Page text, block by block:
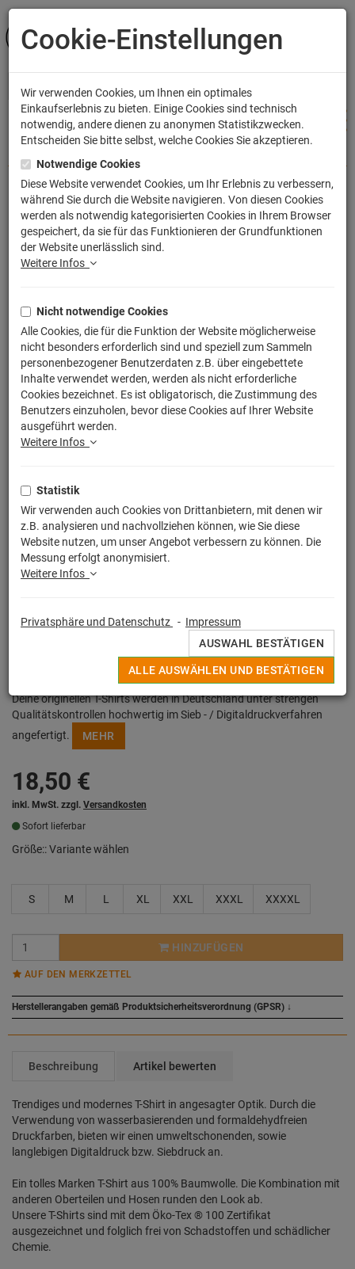
ANMELDEN
US Marine Corps USMC T-Shirt
Artikelnummer: TLM2155
Egal ob witziger Spruch, buntes Motiv oder Lizensierter Print, alle
Deine originellen T-Shirts werden in Deutschland unter strengen
Qualitätskontrollen hochwertig im Sieb - / Digitaldruckverfahren
angefertigt.
MEHR
18,50 €
inkl. MwSt. zzgl. Versandkosten
Sofort lieferbar
Größe::Variante wählen
S M L XL XXL XXXL XXXXL
HINZUFÜGEN
AUF DEN MERKZETTEL
Herstellerangaben gemäß Produktsicherheitsverordnung (GPSR) ↓
Beschreibung Artikel bewerten
Trendiges und modernes T-Shirt in angesagter Optik. Durch die
Verwendung von wasserbasierenden und formaldehydfreien
Druckfarben, bieten wir einen umweltschonenden, sowie
langlebigen Digitaldruck bzw. Siebdruck an.
Ein tolles Marken T-Shirt aus 100% Baumwolle. Die Kombination mit
anderen Oberteilen und Hosen runden den Look ab.
Unsere T-Shirts sind mit dem Öko-Tex ® 100 Zertifikat
ausgezeichnet und folglich frei von Schadstoffen und schädlicher
Chemie.
Cookie-Einstellungen
Wir verwenden Cookies, um Ihnen ein optimales
Einkaufserlebnis zu bieten. Einige Cookies sind technisch
notwendig, andere dienen zu anonymen Statistikzwecken.
Entscheiden Sie bitte selbst, welche Cookies Sie akzeptieren.
Notwendige Cookies
Diese Website verwendet Cookies, um Ihr Erlebnis zu verbessern,
während Sie durch die Website navigieren. Von diesen Cookies
werden als notwendig kategorisierten Cookies in Ihrem Browser
gespeichert, da sie für das Funktionieren der Grundfunktionen
der Website unerlässlich sind.
Weitere Infos
Nicht notwendige Cookies
Alle Cookies, die für die Funktion der Website möglicherweise
nicht besonders erforderlich sind und speziell zum Sammeln
personenbezogener Benutzerdaten z.B. über eingebettete
Inhalte verwendet werden, werden als nicht erforderliche
Cookies bezeichnet. Es ist obligatorisch, die Zustimmung des
Benutzers einzuholen, bevor diese Cookies auf Ihrer Website
ausgeführt werden.
Weitere Infos
Statistik
Wir verwenden auch Cookies von Drittanbietern, mit denen wir
z.B. analysieren und nachvollziehen können, wie Sie diese
Website nutzen, um unser Angebot verbessern zu können. Die
Messung erfolgt anonymisiert.
Weitere Infos
Privatsphäre und Datenschutz - Impressum
AUSWAHL BESTÄTIGEN
ALLE AUSWÄHLEN UND BESTÄTIGEN